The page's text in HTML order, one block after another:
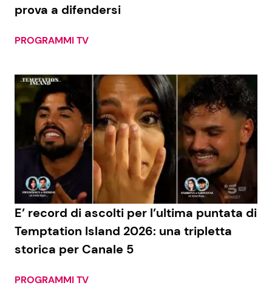
prova a difendersi
PROGRAMMI TV
E’ record di ascolti per l’ultima puntata di
Temptation Island 2026: una tripletta
storica per Canale 5
PROGRAMMI TV